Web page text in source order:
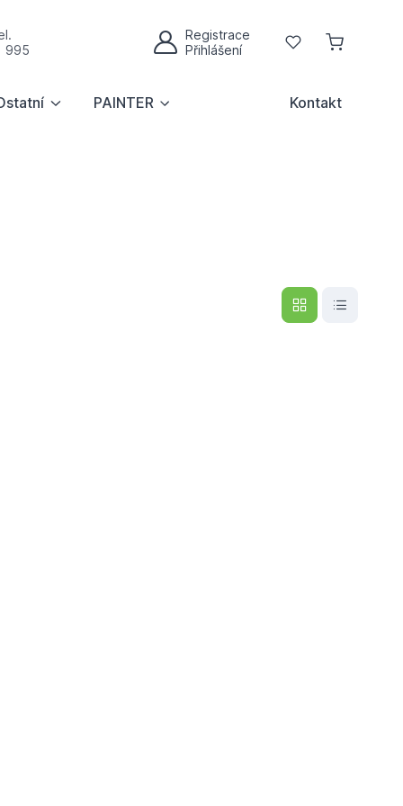
995
Registrace
Přihlášení
Oblíbené
PAINTER Kontakt